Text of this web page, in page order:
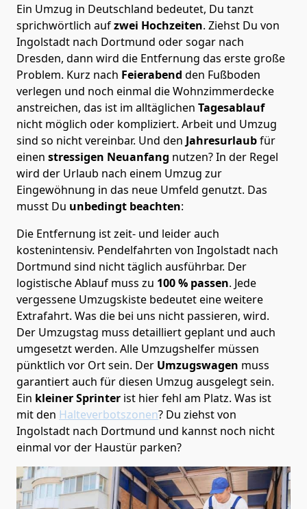
Ein Umzug in Deutschland bedeutet, Du tanzt
sprichwörtlich aufzwei Hochzeiten. Ziehst Du von
Ingolstadt nach Dortmund oder sogar nach
Dresden, dann wird die Entfernung das erste große
Problem. Kurz nach Feierabend den Fußboden
verlegen und noch einmal die Wohnzimmerdecke
anstreichen, das ist im alltäglichen Tagesablauf
nicht möglich oder kompliziert. Arbeit und Umzug
sind so nicht vereinbar. Und den Jahresurlaubfür
einen stressigen Neuanfang nutzen? In der Regel
wird der Urlaub nach einem Umzug zur
Eingewöhnung in das neue Umfeld genutzt. Das
musst Du unbedingt beachten:
Die Entfernung ist zeit- und leider auch
kostenintensiv. Pendelfahrten von Ingolstadt nach
Dortmund sind nicht täglich ausführbar. Der
logistische Ablauf muss zu 100 % passen. Jede
vergessene Umzugskiste bedeutet eine weitere
Extrafahrt. Was die bei uns nicht passieren, wird.
Der Umzugstag muss detailliert geplant und auch
umgesetzt werden. Alle Umzugshelfer müssen
pünktlich vor Ort sein. Der Umzugswagen muss
garantiert auch für diesen Umzug ausgelegt sein.
Ein kleiner Sprinter ist hier fehl am Platz. Was ist
mit den Halteverbotszonen? Du ziehst von
Ingolstadt nach Dortmund und kannst noch nicht
einmal vor der Haustür parken?